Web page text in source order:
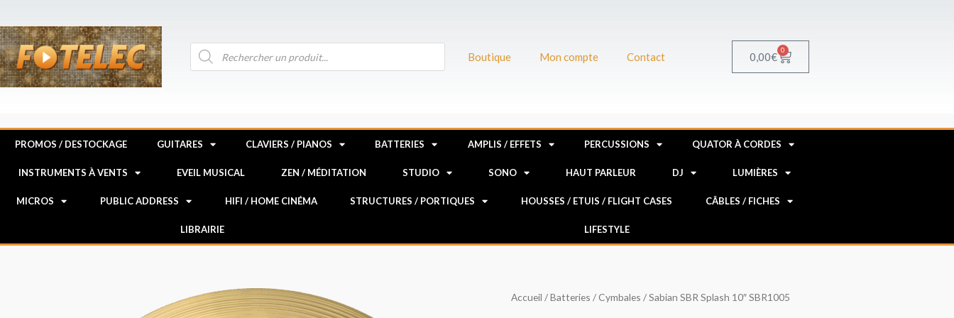
au
contenu
Recherche
de
produits
Boutique Mon compte Contact 0,00€
0
Panier
PROMOS / DESTOCKAGE GUITARES CLAVIERS / PIANOS BATTERIES AMPLIS / EFFETS PERCUSSIONS QUATOR À CORDES
INSTRUMENTS À VENTS EVEIL MUSICAL ZEN / MÉDITATION STUDIO SONO HAUT PARLEUR DJ LUMIÈRES
MICROS PUBLIC ADDRESS HIFI / HOME CINÉMA STRUCTURES / PORTIQUES HOUSSES / ETUIS / FLIGHT CASES CÂBLES / FICHES
LIBRAIRIE LIFESTYLE
Accueil /Batteries /Cymbales / Sabian SBR Splash 10″ SBR1005
quantité